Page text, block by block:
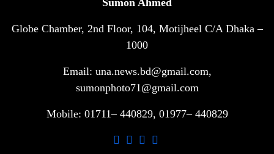
সরকারি ৩শ কেজি বই বিক্রির অভিযোগ
মাদ্রাসা সুপারের বিরুদ্ধে
গাড়ি বিক্রির পর মালিকানা পরিবর্তনে কঠোর
আ.লীগ ও বিএনপির বিরুদ্ধে সমানভাবে
Globe Chamber, 2nd Floor, 104, Motijheel C/A Dhaka –
1000
Email: una.news.bd@gmail.com,
sumonphoto71@gmail.com
Mobile: 01711– 440829, 01977– 440829